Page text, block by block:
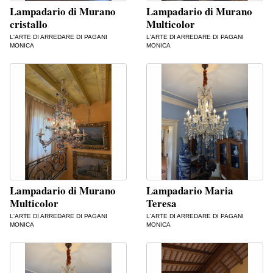
Lampadario di Murano
cristallo
L'ARTE DI ARREDARE DI PAGANI
MONICA
Lampadario di Murano
Multicolor
L'ARTE DI ARREDARE DI PAGANI
MONICA
Lampadario di Murano
Multicolor
L'ARTE DI ARREDARE DI PAGANI
MONICA
Lampadario Maria
Teresa
L'ARTE DI ARREDARE DI PAGANI
MONICA